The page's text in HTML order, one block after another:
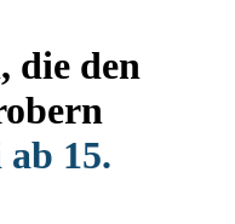
die den
15.